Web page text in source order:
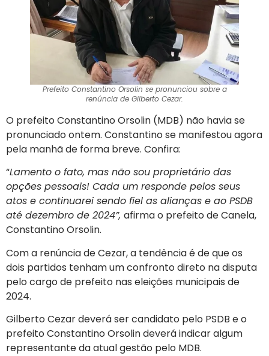
Prefeito Constantino Orsolin se pronunciou sobre a
renúncia de Gilberto Cezar.
O prefeito Constantino Orsolin (MDB) não havia se
pronunciado ontem. Constantino se manifestou agora
pela manhã de forma breve. Confira:
“Lamento o fato, mas não sou proprietário das
opções pessoais! Cada um responde pelos seus
atos e continuarei sendo fiel as alianças e ao PSDB
até dezembro de 2024”, afirma o prefeito de Canela,
Constantino Orsolin.
Com a renúncia de Cezar, a tendência é de que os
dois partidos tenham um confronto direto na disputa
pelo cargo de prefeito nas eleições municipais de
2024.
Gilberto Cezar deverá ser candidato pelo PSDB e o
prefeito Constantino Orsolin deverá indicar algum
representante da atual gestão pelo MDB.